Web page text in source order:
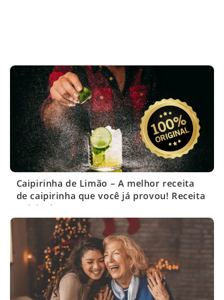
Caipirinha de Limão – A melhor receita
de caipirinha que você já provou! Receita
Original!